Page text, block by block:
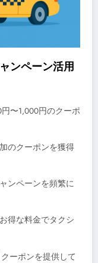
ンペーン活用
〜1,000円のクーポ
のクーポンを獲得
ンペーンを頻繁に
得な料金でタクシ
ーポンを提供して